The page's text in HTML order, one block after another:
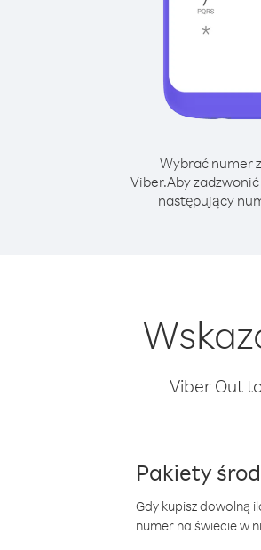
Wybrać numer
Viber.Aby
następujący
Viber Out
Pakiety
Gdy kupisz dowolną
numer na świecie w